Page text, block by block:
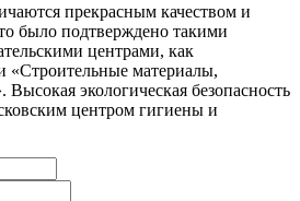
прекрасным качеством и
было подтверждено такими
центрами, как
«Строительные материалы,
экологическая безопасность
центром гигиены и